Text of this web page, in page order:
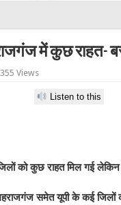
में कुछ राहत-
355 Views
Listen to this
को कुछ राहत मिल गई लेकिन
समेत यूपी के कई जिलों